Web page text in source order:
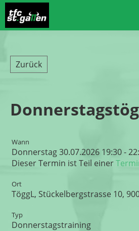
Zurück
Wann
Donnerstag 30.07.2026 19:30 -
Dieser Termin ist Teil einer
Ort
TöggL, Stückelbergstrasse 10,
Typ
Donnerstagstraining